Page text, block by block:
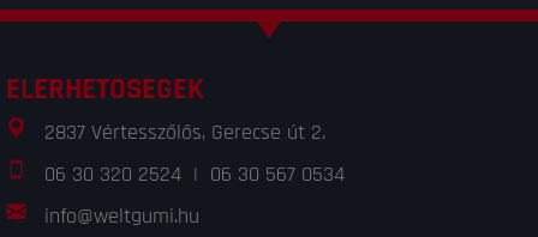
ELÉRHETŐSÉGEK
2837 Vértesszőlős, Gerecse út 2.
06 30 320 2524 | 06 30 567 0534
info@weltgumi.hu